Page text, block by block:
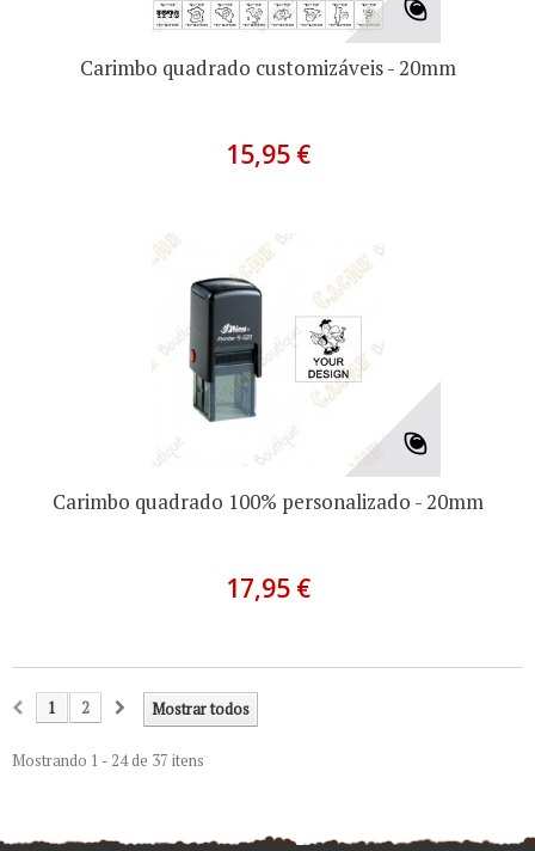
Carimbo quadrado customizáveis - 20mm
15,95 €
Carimbo quadrado 100% personalizado - 20mm
17,95 €
Mostrar todos
1 2
Mostrando 1 - 24 de 37 itens